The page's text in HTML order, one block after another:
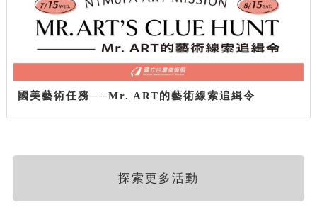
國美藝術任務──Mr. ART的藝術線索追緝令
探索更多活動